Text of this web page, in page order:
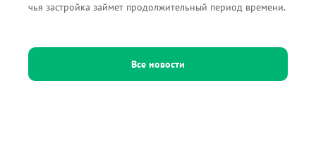
чья застройка займет продолжительный период времени.
Все новости